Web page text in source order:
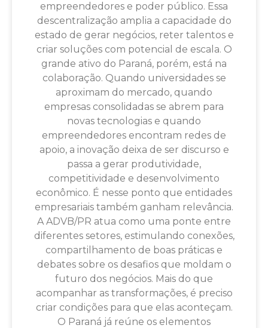
empreendedores e poder público. Essa
descentralização amplia a capacidade do
estado de gerar negócios, reter talentos e
criar soluções com potencial de escala. O
grande ativo do Paraná, porém, está na
colaboração. Quando universidades se
aproximam do mercado, quando
empresas consolidadas se abrem para
novas tecnologias e quando
empreendedores encontram redes de
apoio, a inovação deixa de ser discurso e
passa a gerar produtividade,
competitividade e desenvolvimento
econômico. É nesse ponto que entidades
empresariais também ganham relevância.
A ADVB/PR atua como uma ponte entre
diferentes setores, estimulando conexões,
compartilhamento de boas práticas e
debates sobre os desafios que moldam o
futuro dos negócios. Mais do que
acompanhar as transformações, é preciso
criar condições para que elas aconteçam.
O Paraná já reúne os elementos